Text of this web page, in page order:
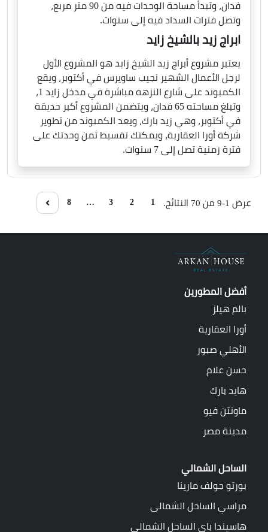
فدان، وتبدأ مساحة الوحدات فيه من 90 متر مربع،
وتصل فترات السداد فيه إلى سنوات.
ابراج زيد بالشيخ زايد
يعتبر مشروع أبراج زيد الشيخ زايد هو المشروع الأول
لرجل الأعمال الشهير نجيب ساويرس في أكتوبر، ويقع
الكمبوند على شارع النزهه مباشرة في مدخل زايد 1،
وتبلغ مساحته 65 فدان، ويتضمن المشروع أكبر حديقة
في أكتوبر، وهي زيد بارك، ويعد الكمبوند من تطوير
شركة أورا العقارية، ويمكنك تقسيط ثمن وحدتك على
فترة زمنية تصل إلى 7 سنوات.
عرض 1-9 من 70 النتائج. 1
2
3
…
8
أفضل المطورين
بالم هيلز
أورا العقارية
الأهلي صبور
حسن علام
هايد بارك
ماونتن فيو
مدينة مصر
الساحل الشمالي
بورتو جولف مارينا
مراسي الساحل الشمالى
هاسيندا باي الساحل الشمالي